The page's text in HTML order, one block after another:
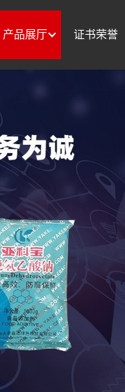
产品展厅 证书荣誉